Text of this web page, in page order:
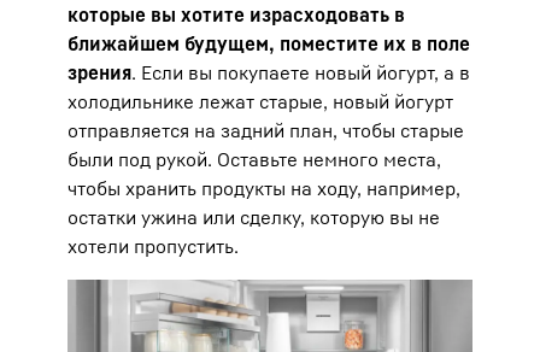
которые вы хотите израсходовать в
ближайшем будущем, поместите их в поле
зрения. Если вы покупаете новый йогурт, а в
холодильнике лежат старые, новый йогурт
отправляется на задний план, чтобы старые
были под рукой. Оставьте немного места,
чтобы хранить продукты на ходу, например,
остатки ужина или сделку, которую вы не
хотели пропустить.